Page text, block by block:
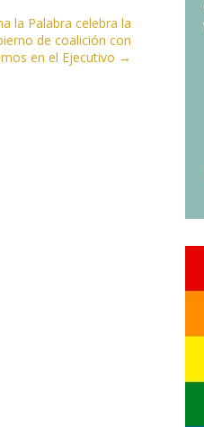
la Palabra celebra la
de coalición con
en el Ejecutivo →